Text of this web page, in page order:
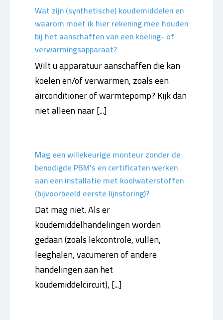
Wat zijn (synthetische) koudemiddelen en
waarom moet ik hier rekening mee houden
bij het aanschaffen van een koeling- of
verwarmingsapparaat?
Wilt u apparatuur aanschaffen die kan
koelen en/of verwarmen, zoals een
airconditioner of warmtepomp? Kijk dan
niet alleen naar [...]
Mag een willekeurige monteur zonder de
benodigde PBM’s en certificaten werken
aan een installatie met koolwaterstoffen
(bijvoorbeeld eerste lijnstoring)?
Dat mag niet. Als er
koudemiddelhandelingen worden
gedaan (zoals lekcontrole, vullen,
leeghalen, vacumeren of andere
handelingen aan het
koudemiddelcircuit), [...]